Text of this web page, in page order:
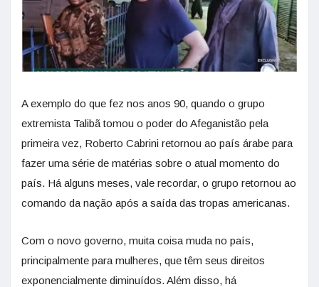
A exemplo do que fez nos anos 90, quando o grupo
extremista Talibã tomou o poder do Afeganistão pela
primeira vez, Roberto Cabrini retornou ao país árabe para
fazer uma série de matérias sobre o atual momento do
país. Há alguns meses, vale recordar, o grupo retornou ao
comando da nação após a saída das tropas americanas.
Com o novo governo, muita coisa muda no país,
principalmente para mulheres, que têm seus direitos
exponencialmente diminuídos. Além disso, há